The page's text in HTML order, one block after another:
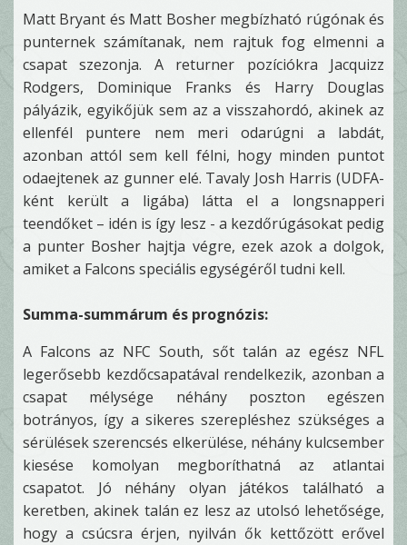
Matt Bryant és Matt Bosher megbízható rúgónak és
punternek számítanak, nem rajtuk fog elmenni a
csapat szezonja. A returner pozíciókra Jacquizz
Rodgers, Dominique Franks és Harry Douglas
pályázik, egyikőjük sem az a visszahordó, akinek az
ellenfél puntere nem meri odarúgni a labdát,
azonban attól sem kell félni, hogy minden puntot
odaejtenek az gunner elé. Tavaly Josh Harris (UDFA-
ként került a ligába) látta el a longsnapperi
teendőket – idén is így lesz - a kezdőrúgásokat pedig
a punter Bosher hajtja végre, ezek azok a dolgok,
amiket a Falcons speciális egységéről tudni kell.
Summa-summárum és prognózis:
A Falcons az NFC South, sőt talán az egész NFL
legerősebb kezdőcsapatával rendelkezik, azonban a
csapat mélysége néhány poszton egészen
botrányos, így a sikeres szerepléshez szükséges a
sérülések szerencsés elkerülése, néhány kulcsember
kiesése komolyan megboríthatná az atlantai
csapatot. Jó néhány olyan játékos található a
keretben, akinek talán ez lesz az utolsó lehetősége,
hogy a csúcsra érjen, nyilván ők kettőzött erővel